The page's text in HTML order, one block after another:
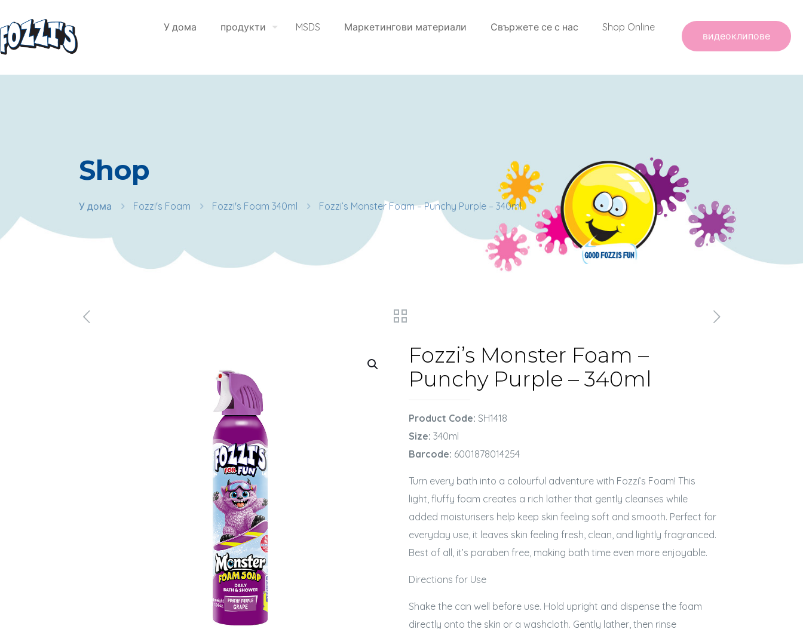
У дома продукти MSDS Маркетингови материали Свържете се с нас Shop Online
видеоклипове
Shop
У дома Fozzi's Foam Fozzi's Foam 340ml Fozzi’s Monster Foam – Punchy Purple – 340ml
Fozzi’s Monster Foam –
Punchy Purple – 340ml
Product Code: SH1418
Size: 340ml
Barcode: 6001878014254
Turn every bath into a colourful adventure with Fozzi’s Foam! This
light, fluffy foam creates a rich lather that gently cleanses while
added moisturisers help keep skin feeling soft and smooth. Perfect for
everyday use, it leaves skin feeling fresh, clean, and lightly fragranced.
Best of all, it’s paraben free, making bath time even more enjoyable.
Directions for Use
Shake the can well before use. Hold upright and dispense the foam
directly onto the skin or a washcloth. Gently lather, then rinse